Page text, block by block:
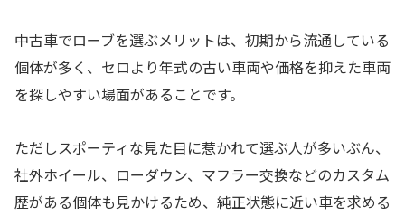
中古車でローブを選ぶメリットは、初期から流通している
個体が多く、セロより年式の古い車両や価格を抑えた車両
を探しやすい場面があることです。
ただしスポーティな見た目に惹かれて選ぶ人が多いぶん、
社外ホイール、ローダウン、マフラー交換などのカスタム
歴がある個体も見かけるため、純正状態に近い車を求める